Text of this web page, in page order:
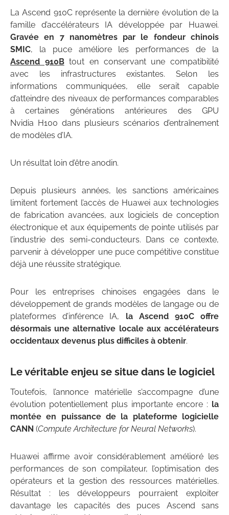
La Ascend 910C représente la dernière évolution de la
famille d’accélérateurs IA développée par Huawei.
Gravée en 7 nanomètres par le fondeur chinois
SMIC, la puce améliore les performances de la
Ascend 910Btout en conservant une compatibilité
avec les infrastructures existantes. Selon les
informations communiquées, elle serait capable
d’atteindre des niveaux de performances comparables
à certaines générations antérieures des GPU
Nvidia H100 dans plusieurs scénarios d’entraînement
de modèles d’IA.
Un résultat loin d’être anodin.
Depuis plusieurs années, les sanctions américaines
limitent fortement l’accès de Huawei aux technologies
de fabrication avancées, aux logiciels de conception
électronique et aux équipements de pointe utilisés par
l’industrie des semi-conducteurs. Dans ce contexte,
parvenir à développer une puce compétitive constitue
déjà une réussite stratégique.
Pour les entreprises chinoises engagées dans le
développement de grands modèles de langage ou de
plateformes d’inférence IA, la Ascend 910C offre
désormais une alternative locale aux accélérateurs
occidentaux devenus plus difficiles à obtenir.
Le véritable enjeu se situe dans le logiciel
Toutefois, l’annonce matérielle s’accompagne d’une
évolution potentiellement plus importante encore : la
montée en puissance de la plateforme logicielle
CANN (Compute Architecture for Neural Networks).
Huawei affirme avoir considérablement amélioré les
performances de son compilateur, l’optimisation des
opérateurs et la gestion des ressources matérielles.
Résultat : les développeurs pourraient exploiter
davantage les capacités des puces Ascend sans